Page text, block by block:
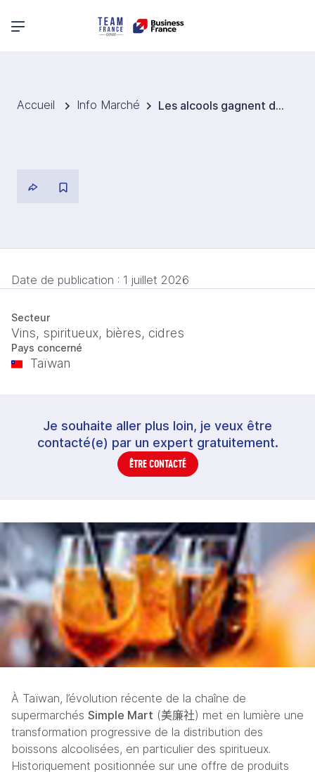
Menu principal
Accueil Info Marché Les alcools gagnent du terrain dans le retail de proximité
Date de publication : 1 juillet 2026
Secteur
Vins, spiritueux, bières, cidres
Pays concerné
Taïwan
Je souhaite aller plus loin, je veux être
contacté(e) par un expert gratuitement.
ÊTRE CONTACTÉ
À Taïwan, l’évolution récente de la chaîne de
supermarchés Simple Mart (美廉社) met en lumière une
transformation progressive de la distribution des
boissons alcoolisées, en particulier des spiritueux.
Historiquement positionnée sur une offre de produits